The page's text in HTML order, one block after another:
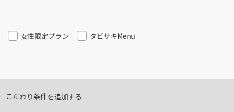
女性限定プラン
タビサキMenu
こだわり条件を追加する